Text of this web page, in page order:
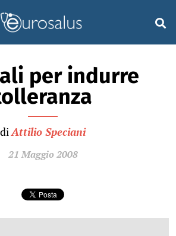
per indurre
diAttilio Speciani
21 Maggio 2008